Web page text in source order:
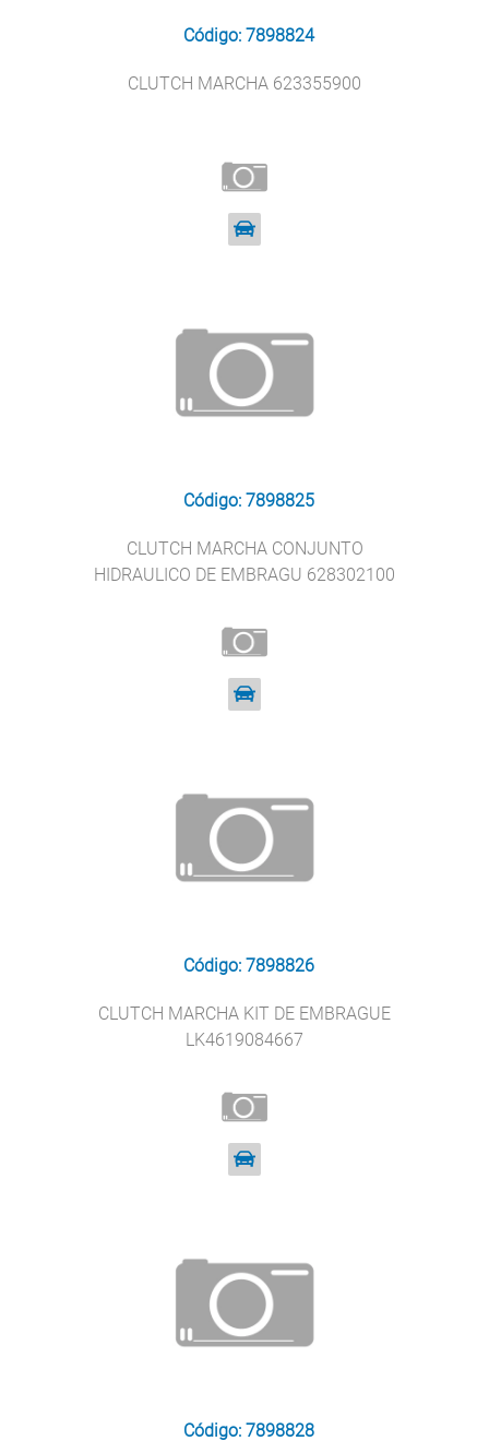
Código: 7898824
CLUTCH MARCHA 623355900
Código: 7898825
CLUTCH MARCHA CONJUNTO
HIDRAULICO DE EMBRAGU 628302100
Código: 7898826
CLUTCH MARCHA KIT DE EMBRAGUE
LK4619084667
Código: 7898828